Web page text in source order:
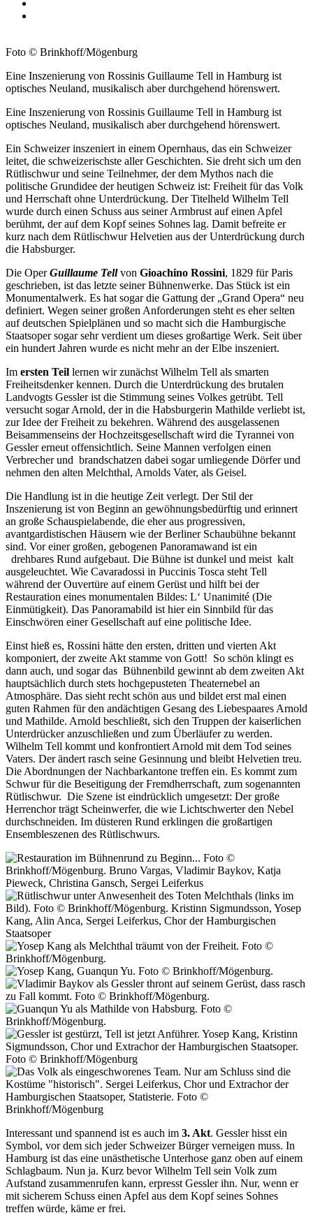
Foto © Brinkhoff/Mögenburg
Eine Inszenierung von Rossinis Guillaume Tell in Hamburg ist
optisches Neuland, musikalisch aber durchgehend hörenswert.
Eine Inszenierung von Rossinis Guillaume Tell in Hamburg ist
optisches Neuland, musikalisch aber durchgehend hörenswert.
Ein Schweizer inszeniert in einem Opernhaus, das ein Schweizer
leitet, die schweizerischste aller Geschichten. Sie dreht sich um den
Rütlischwur und seine Teilnehmer, der dem Mythos nach die
politische Grundidee der heutigen Schweiz ist: Freiheit für das Volk
und Herrschaft ohne Unterdrückung. Der Titelheld Wilhelm Tell
wurde durch einen Schuss aus seiner Armbrust auf einen Apfel
berühmt, der auf dem Kopf seines Sohnes lag. Damit befreite er
kurz nach dem Rütlischwur Helvetien aus der Unterdrückung durch
die Habsburger.
Die OperGuillaume Tellvon Gioachino Rossini, 1829 für Paris
geschrieben, ist das letzte seiner Bühnenwerke. Das Stück ist ein
Monumentalwerk. Es hat sogar die Gattung der „Grand Opera“ neu
definiert. Wegen seiner großen Anforderungen steht es eher selten
auf deutschen Spielplänen und so macht sich die Hamburgische
Staatsoper sogar sehr verdient um dieses großartige Werk. Seit über
ein hundert Jahren wurde es nicht mehr an der Elbe inszeniert.
Im ersten Teil lernen wir zunächst Wilhelm Tell als smarten
Freiheitsdenker kennen. Durch die Unterdrückung des brutalen
Landvogts Gessler ist die Stimmung seines Volkes getrübt. Tell
versucht sogar Arnold, der in die Habsburgerin Mathilde verliebt ist,
zur Idee der Freiheit zu bekehren. Während des ausgelassenen
Beisammenseins der Hochzeitsgesellschaft wird die Tyrannei von
Gessler erneut offensichtlich. Seine Mannen verfolgen einen
Verbrecher und brandschatzen dabei sogar umliegende Dörfer und
nehmen den alten Melchthal, Arnolds Vater, als Geisel.
Die Handlung ist in die heutige Zeit verlegt. Der Stil der
Inszenierung ist von Beginn an gewöhnungsbedürftig und erinnert
an große Schauspielabende, die eher aus progressiven,
avantgardistischen Häusern wie der Berliner Schaubühne bekannt
sind. Vor einer großen, gebogenen Panoramawand ist ein
drehbares Rund aufgebaut. Die Bühne ist dunkel und meist kalt
ausgeleuchtet. Wie Cavaradossi in Puccinis Tosca steht Tell
während der Ouvertüre auf einem Gerüst und hilft bei der
Restauration eines monumentalen Bildes: L‘ Unanimité (Die
Einmütigkeit). Das Panoramabild ist hier ein Sinnbild für das
Einschwören einer Gesellschaft auf eine politische Idee.
Einst hieß es, Rossini hätte den ersten, dritten und vierten Akt
komponiert, der zweite Akt stamme von Gott! So schön klingt es
dann auch, und sogar das Bühnenbild gewinnt ab dem zweiten Akt
hauptsächlich durch stets hochgepusteten Theaternebel an
Atmosphäre. Das sieht recht schön aus und bildet erst mal einen
guten Rahmen für den andächtigen Gesang des Liebespaares Arnold
und Mathilde. Arnold beschließt, sich den Truppen der kaiserlichen
Unterdrücker anzuschließen und zum Überläufer zu werden.
Wilhelm Tell kommt und konfrontiert Arnold mit dem Tod seines
Vaters. Der ändert rasch seine Gesinnung und bleibt Helvetien treu.
Die Abordnungen der Nachbarkantone treffen ein. Es kommt zum
Schwur für die Beseitigung der Fremdherrschaft, zum sogenannten
Rütlischwur. Die Szene ist eindrücklich umgesetzt: Der große
Herrenchor trägt Scheinwerfer, die wie Lichtschwerter den Nebel
durchschneiden. Im düsteren Rund erklingen die großartigen
Ensembleszenen des Rütlischwurs.
Interessant und spannend ist es auch im 3. Akt. Gessler hisst ein
Symbol, vor dem sich jeder Schweizer Bürger verneigen muss. In
Hamburg ist das eine unästhetische Unterhose ganz oben auf einem
Schlagbaum. Nun ja. Kurz bevor Wilhelm Tell sein Volk zum
Aufstand zusammenrufen kann, erpresst Gessler ihn. Nur, wenn er
mit sicherem Schuss einen Apfel aus dem Kopf seines Sohnes
treffen würde, käme er frei.